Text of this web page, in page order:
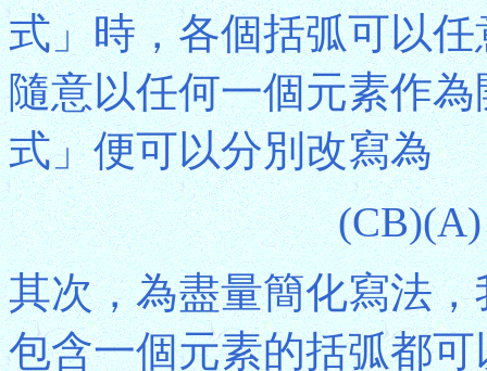
式」時，各個括弧可以
隨意以任何一個元素作
式」便可以分別改寫為
其次，為盡量簡化寫法
包含一個元素的括弧都